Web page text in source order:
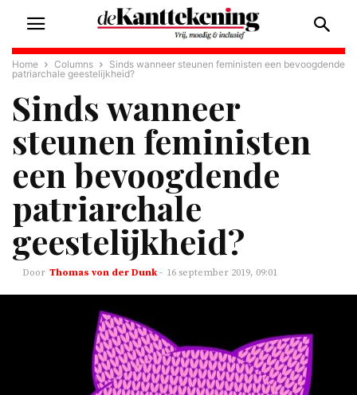
Home Columns
Sinds wanneer steunen feministen een bevoogdende
patriarchale geestelijkheid?
Sinds wanneer
steunen feministen
een bevoogdende
patriarchale
geestelijkheid?
Thomas von der Dunk - 16 september 2019, 09:01